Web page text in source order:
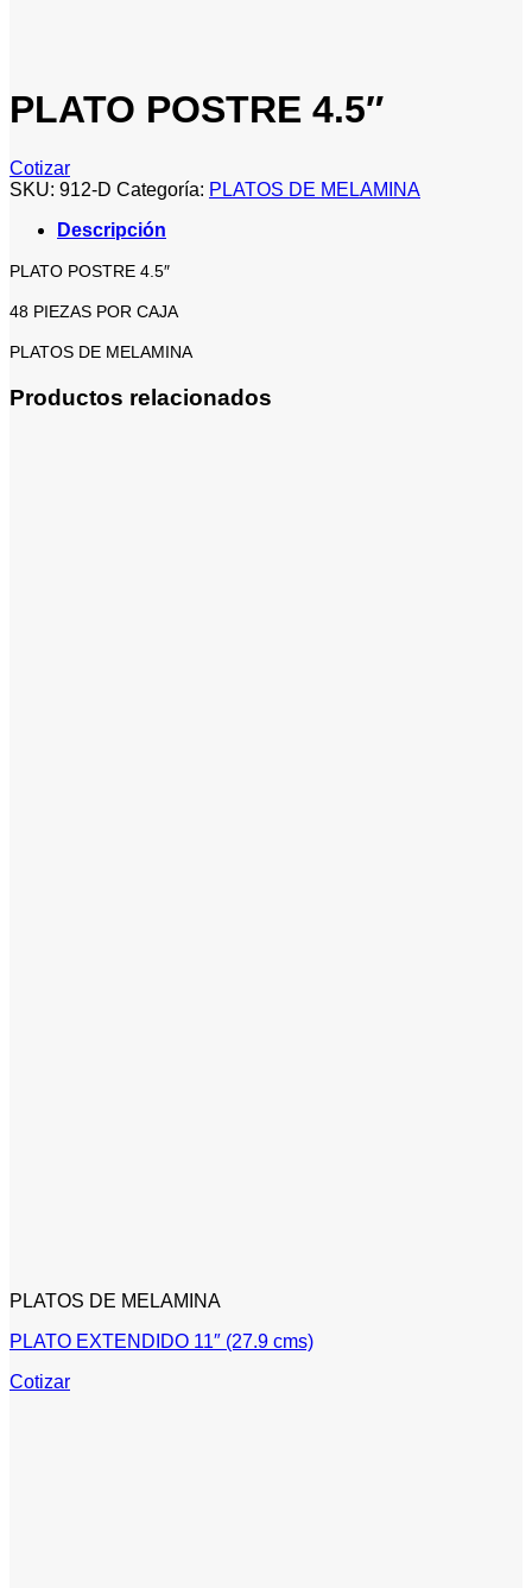
PLATO POSTRE 4.5″
Cotizar
SKU: 912-D Categoría: PLATOS DE MELAMINA
Descripción
PLATO POSTRE 4.5″
48 PIEZAS POR CAJA
PLATOS DE MELAMINA
Productos relacionados
PLATOS DE MELAMINA
PLATO EXTENDIDO 11″ (27.9 cms)
Cotizar